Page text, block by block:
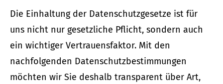
Die Einhaltung der Datenschutzgesetze ist für
uns nicht nur gesetzliche Pflicht, sondern auch
ein wichtiger Vertrauensfaktor. Mit den
nachfolgenden Datenschutzbestimmungen
möchten wir Sie deshalb transparent über Art,